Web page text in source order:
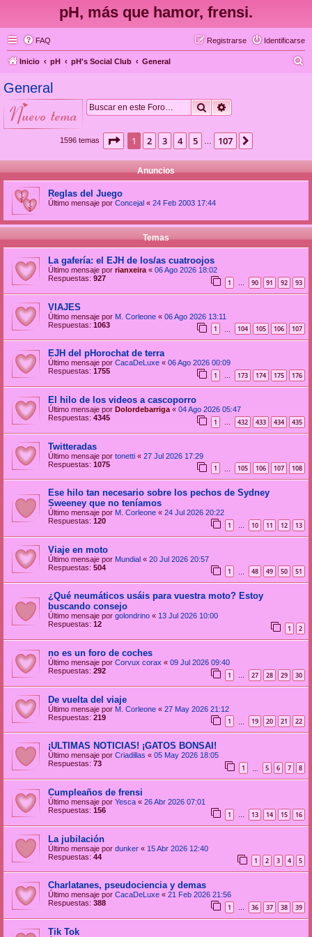
pH, más que hamor, frensi.
FAQ Identificarse
Registrarse
Inicio pH pH's Social Club General
General
nuevo tema Buscar
1596 temas Página de 107
1 2 3 4 5 107
Anuncios
Reglas del Juego
Último mensaje por Concejal « 24 Feb 2003 17:44
Temas
La gafería: el EJH de los/as cuatroojos
Último mensaje por rianxeira « 06 Ago 2026 18:02
Respuestas: 927 1 … 90 91 92 93
VIAJES
Último mensaje por M. Corleone « 06 Ago 2026 13:11
Respuestas: 1063 1 104 105 106 107
EJH del pHorochat de terra
Último mensaje por CacaDeLuxe « 06 Ago 2026 00:09
Respuestas: 1755 1 … 173 174 175 176
El hilo de los videos a cascoporro
Último mensaje por Dolordebarriga « 04 Ago 2026 05:47
Respuestas: 4345 1 … 432 433 434 435
Twitteradas
Último mensaje por tonetti « 27 Jul 2026 17:29
Respuestas: 1075 1 105 106 107 108
Ese hilo tan necesario sobre los pechos de Sydney
Sweeney que no teníamos
Último mensaje por M. Corleone « 24 Jul 2026 20:22
Respuestas: 120 1 … 10 11 12 13
Viaje en moto
Último mensaje por Mundial « 20 Jul 2026 20:57
Respuestas: 504 1 48 49 50 51
¿Qué neumáticos usáis para vuestra moto? Estoy
buscando consejo
Último mensaje por golondrino « 13 Jul 2026 10:00
Respuestas: 12 1 2
no es un foro de coches
Último mensaje por Corvux corax « 09 Jul 2026 09:40
Respuestas: 292 1 … 27 28 29 30
De vuelta del viaje
Último mensaje por M. Corleone « 27 May 2026 21:12
Respuestas: 219 1 19 20 21 22
¡ULTIMAS NOTICIAS! ¡GATOS BONSAI!
Último mensaje por Criadillas « 05 May 2026 18:05
Respuestas: 73 1 5 6 7 8
Cumpleaños de frensi
Último mensaje por Yesca « 26 Abr 2026 07:01
Respuestas: 156 1 … 13 14 15 16
La jubilación
Último mensaje por dunker « 15 Abr 2026 12:40
Respuestas: 44 1 2 3 4 5
Charlatanes, pseudociencia y demas
Último mensaje por CacaDeLuxe « 21 Feb 2026 21:56
Respuestas: 388 1 … 36 37 38 39
Tik Tok